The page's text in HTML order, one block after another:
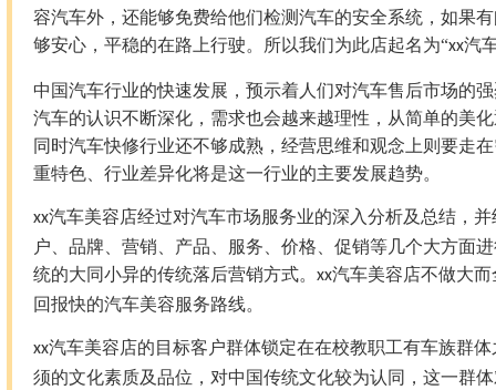
容汽车外，还能够免费给他们检测汽车的安全系统，如果
够安心，平稳的在路上行驶。所以我们为此店起名为“xx汽
中国汽车行业的快速发展，预示着人们对汽车售后市场的
汽车的认识不断深化，需求也会越来越理性，从简单的美
同时汽车快修行业还不够成熟，经营思维和观念上则要走
重特色、行业差异化将是这一行业的主要发展趋势。
xx汽车美容店经过对汽车市场服务业的深入分析及总结，
户、品牌、营销、产品、服务、价格、促销等几个大方面
统的大同小异的传统落后营销方式。 xx汽车美容店不做大
回报快的汽车美容服务路线。
xx汽车美容店的目标客户群体锁定在在校教职工有车族群
须的文化素质及品位，对中国传统文化较为认同，这一群